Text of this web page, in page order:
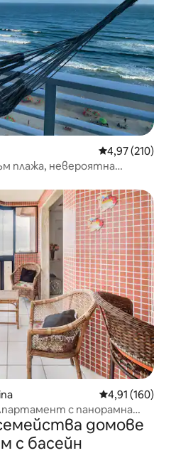
Средна
4,97 (210)
плажа, невероятна
Средна
4,91 (160)
с панорамна
домове
с басейн